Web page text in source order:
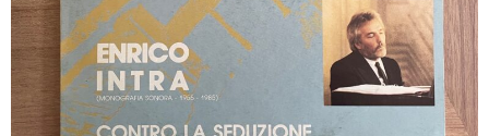
新譜
GG RECORD （当店のレーベル）
全商品